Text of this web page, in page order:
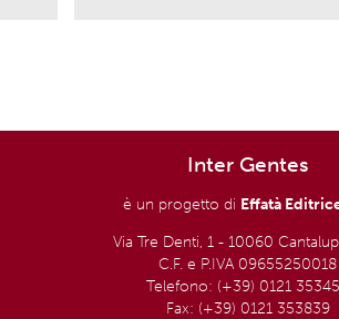
Inter Gentes
è un progetto di Effatà
Via Tre Denti, 1 - 10060
C.F. e P.IVA 09655250018
Telefono: (+39) 0121
Fax: (+39) 0121 353839